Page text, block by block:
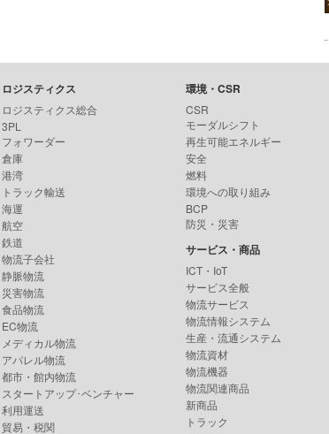
ロジスティクス
ロジスティクス総合
3PL
フォワーダー
倉庫
港湾
トラック輸送
海運
航空
鉄道
物流子会社
静脈物流
災害物流
食品物流
EC物流
メディカル物流
アパレル物流
都市・館内物流
スタートアップ･ベンチャー
利用運送
貿易・税関
環境・CSR
CSR
モーダルシフト
再生可能エネルギー
安全
燃料
環境への取り組み
BCP
防災・災害
サービス・商品
ICT・IoT
サービス全般
物流サービス
物流情報システム
生産・流通システム
物流資材
物流機器
物流関連商品
新商品
トラック